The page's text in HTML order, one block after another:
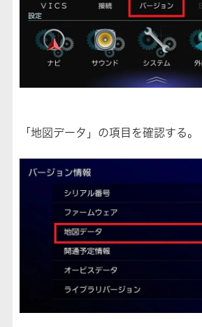
「地図データ」の項目を確認する。